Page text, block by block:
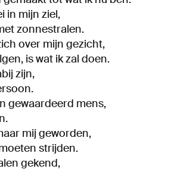
in mijn ziel,
zonnestralen.
over mijn gezicht,
is wat ik zal doen.
zijn,
gewaardeerd mens,
mij geworden,
strijden.
gekend,